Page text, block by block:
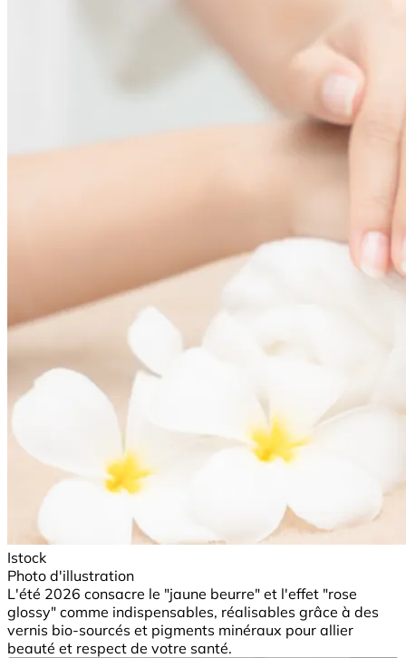
Istock
Photo d'illustration
L'été 2026 consacre le "jaune beurre" et l'effet "rose
glossy" comme indispensables, réalisables grâce à des
vernis bio-sourcés et pigments minéraux pour allier
beauté et respect de votre santé.